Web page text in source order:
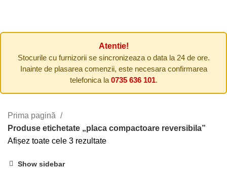
Atentie!
Stocurile cu furnizorii se sincronizeaza o data la 24 de ore.
Inainte de plasarea comenzii, este necesara confirmarea
telefonica la 0735 636 101.
Prima pagină
Produse etichetate „placa compactoare reversibila”
Afișez toate cele 3 rezultate
Show sidebar